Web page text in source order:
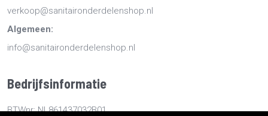
verkoop@sanitaironderdelenshop.nl
Algemeen:
info@sanitaironderdelenshop.nl
Bedrijfsinformatie
BTWnr: NL861437032B01